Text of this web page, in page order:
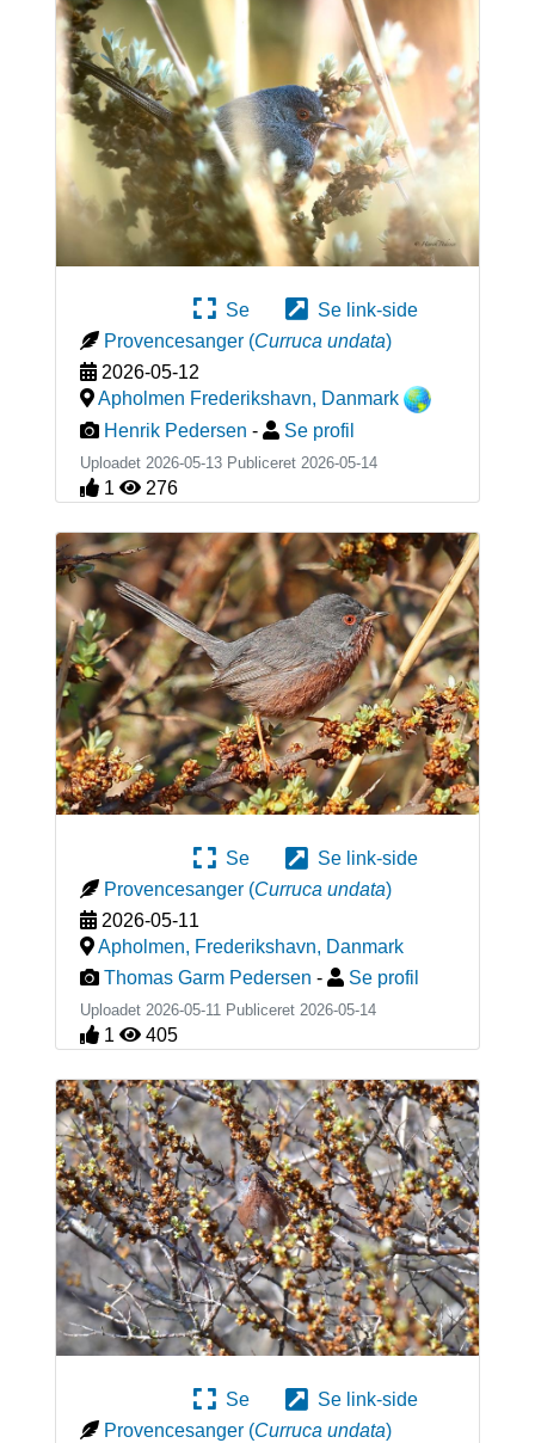
Se
Se link-side
Provencesanger (Curruca undata)
2026-05-12
Apholmen Frederikshavn, Danmark
Henrik Pedersen - Se profil
Uploadet 2026-05-13 Publiceret 2026-05-14
1 276
Se
Se link-side
Provencesanger (Curruca undata)
2026-05-11
Apholmen, Frederikshavn, Danmark
Thomas Garm Pedersen - Se profil
Uploadet 2026-05-11 Publiceret 2026-05-14
1 405
Se
Se link-side
Provencesanger (Curruca undata)